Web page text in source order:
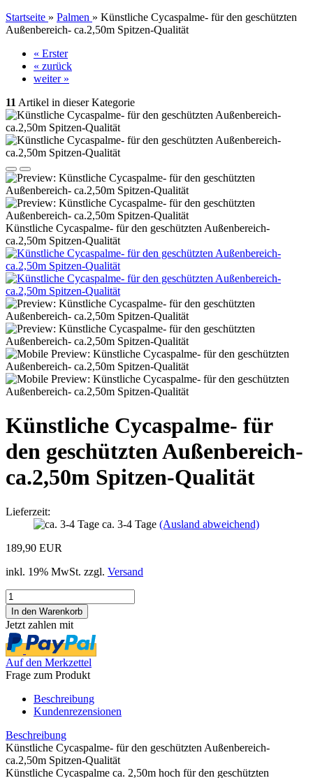
Startseite » Palmen » Künstliche Cycaspalme- für den geschützten
Außenbereich- ca.2,50m Spitzen-Qualität
« Erster
« zurück
weiter »
11 Artikel in dieser Kategorie
Künstliche Cycaspalme- für den geschützten Außenbereich-
ca.2,50m Spitzen-Qualität
Künstliche Cycaspalme- für
den geschützten Außenbereich-
ca.2,50m Spitzen-Qualität
Lieferzeit:
ca. 3-4 Tage (Ausland abweichend)
189,90 EUR
inkl. 19% MwSt. zzgl. Versand
Jetzt zahlen mit
Auf den Merkzettel
Frage zum Produkt
Beschreibung
Kundenrezensionen
Beschreibung
Künstliche Cycaspalme- für den geschützten Außenbereich-
ca.2,50m Spitzen-Qualität
Künstliche Cycaspalme ca. 2,50m hoch für den geschützten